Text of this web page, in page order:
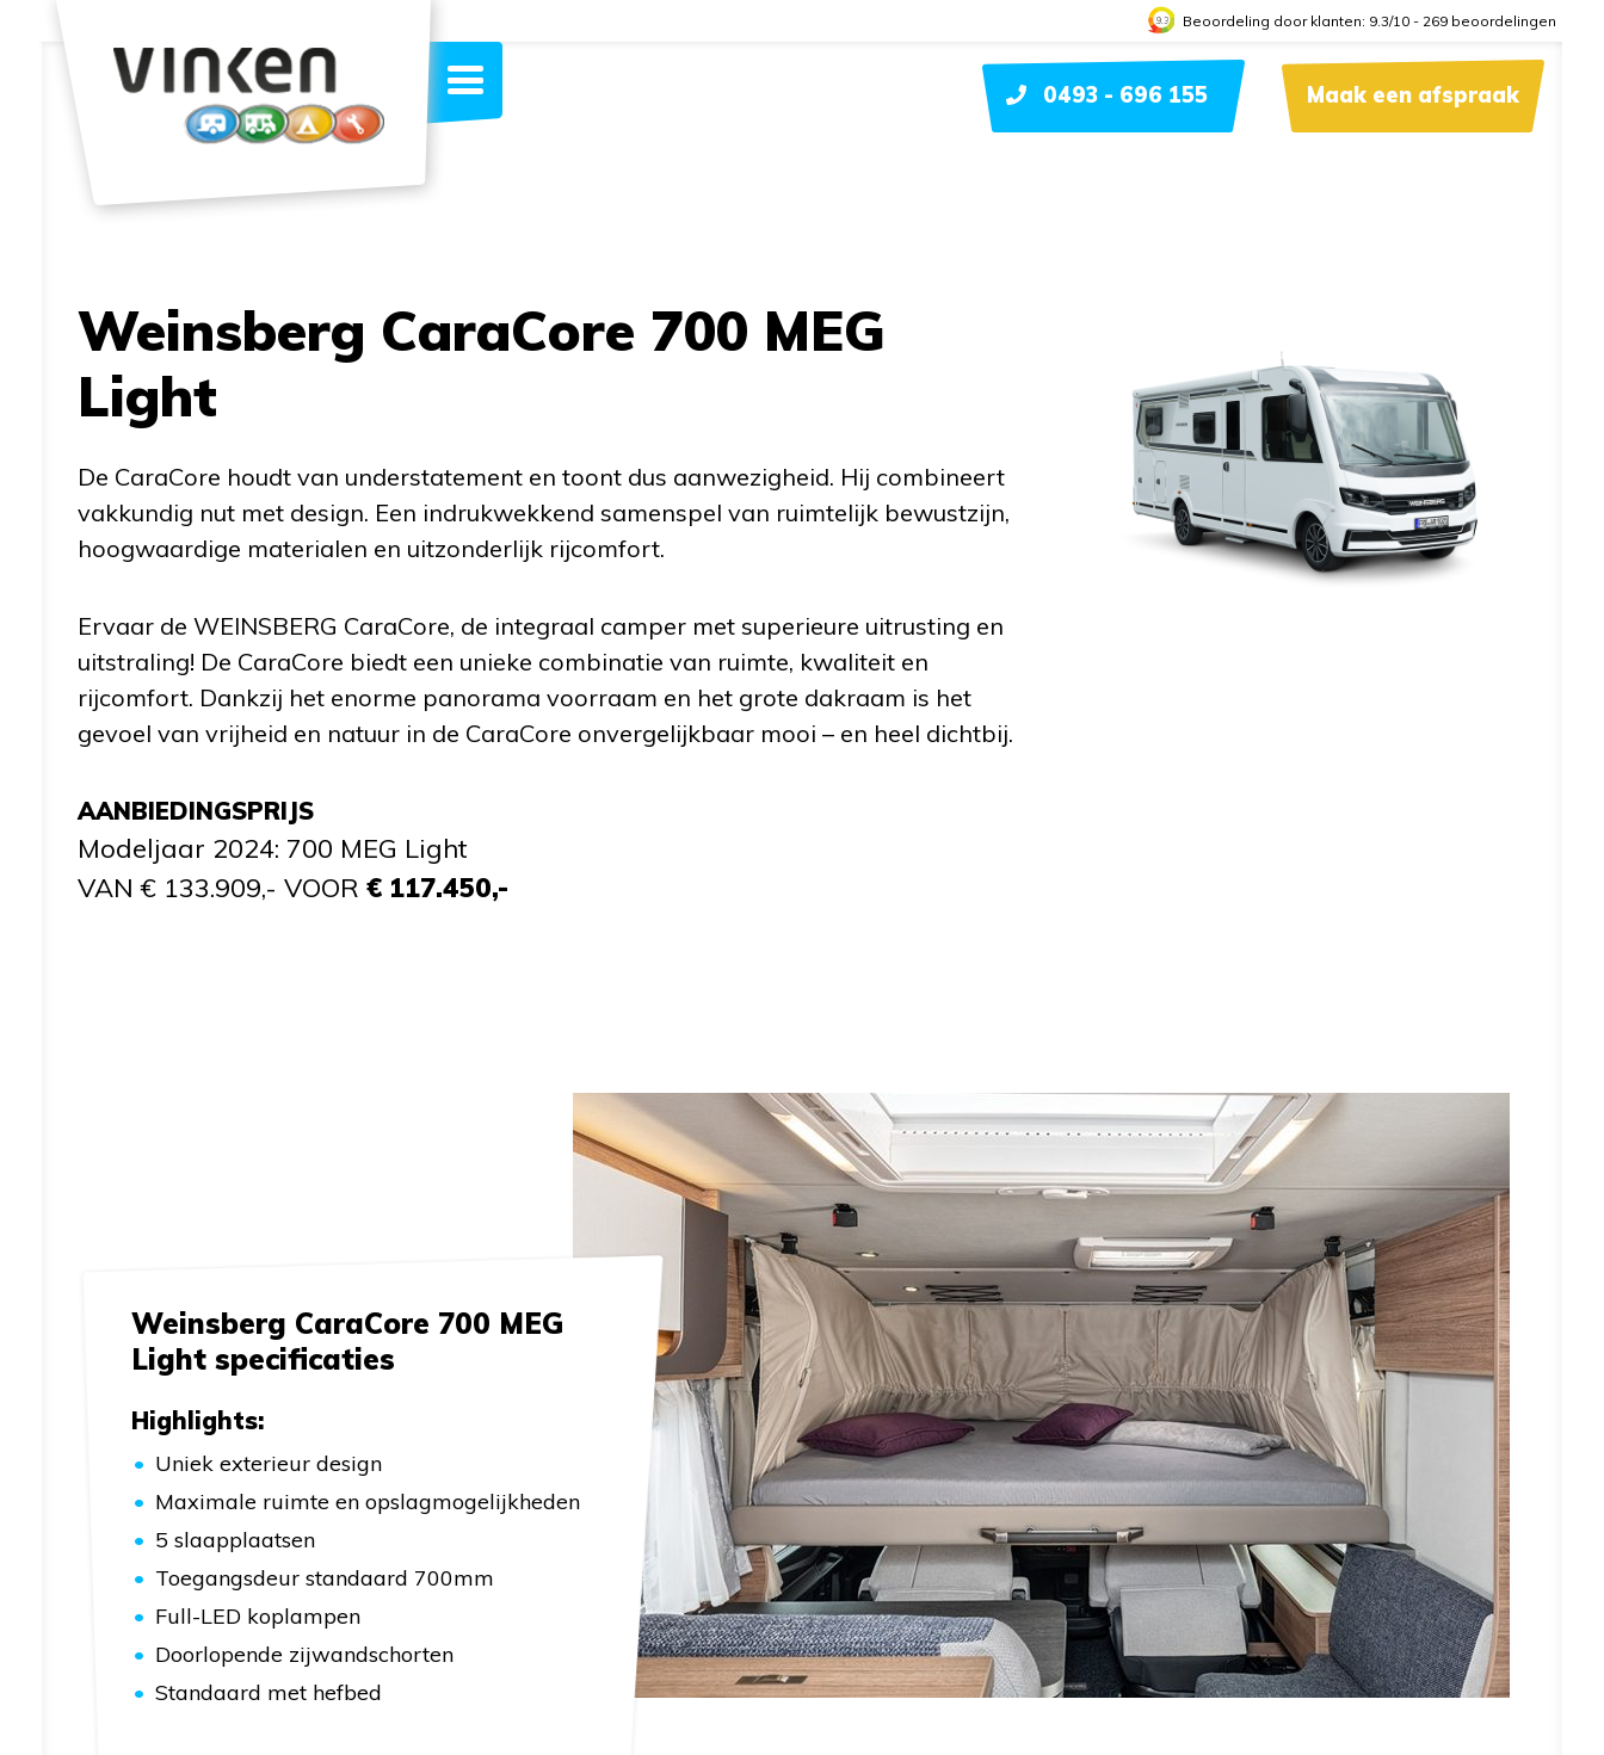
9.3 Beoordeling door klanten: 9.3/10 - 269 beoordelingen
Terug
0493 - 696 155 Maak een afspraak
Weinsberg CaraCore 700 MEG
Light
De CaraCore houdt van understatement en toont dus aanwezigheid. Hij combineert
vakkundig nut met design. Een indrukwekkend samenspel van ruimtelijk bewustzijn,
hoogwaardige materialen en uitzonderlijk rijcomfort.
Ervaar de WEINSBERG CaraCore, de integraal camper met superieure uitrusting en
uitstraling! De CaraCore biedt een unieke combinatie van ruimte, kwaliteit en
rijcomfort. Dankzij het enorme panorama voorraam en het grote dakraam is het
gevoel van vrijheid en natuur in de CaraCore onvergelijkbaar mooi – en heel dichtbij.
AANBIEDINGSPRIJS
Modeljaar 2024: 700 MEG Light
VAN € 133.909,- VOOR € 117.450,-
Weinsberg CaraCore 700 MEG
Light specificaties
Highlights:
Uniek exterieur design
Maximale ruimte en opslagmogelijkheden
5 slaapplaatsen
Toegangsdeur standaard 700mm
Full-LED koplampen
Doorlopende zijwandschorten
Standaard met hefbed